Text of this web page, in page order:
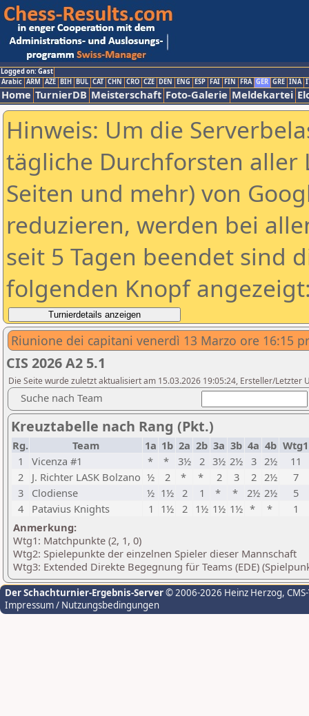
Logged on: Gast
Arabic ARM AZE BIH BUL CAT CHN CRO CZE DEN ENG ESP FAI FIN FRA GER GRE INA
Home TurnierDB Meisterschaft Foto-Galerie Meldekartei
Hinweis: Um die
tägliche Durchforsten aller
Seiten und mehr) von
reduzieren, werden bei
seit 5 Tagen beendet sind
folgenden Knopf
Riunione dei capitani venerdì 13 Marzo ore 16:15
CIS 2026 A2 5.1
Die Seite wurde zuletzt aktualisiert am 15.03.2026 19:05:24, Ersteller/Letzter
Suche nach Team
Kreuztabelle nach Rang (Pkt.)
Rg. Team 1a 1b 2a 2b 3a 3b 4a 4b
1
Vicenza #1 * * 3½ 2 3½ 2½ 3 2½
11
2
J. Richter LASK Bolzano ½ 2 * * 2 3 2 2½
7
3
Clodiense ½ 1½ 2 1 * * 2½ 2½
5
4
Patavius Knights 1 1½ 2 1½ 1½ 1½ * *
1
Anmerkung:
Wtg1: Matchpunkte (2, 1, 0)
Wtg2: Spielepunkte der einzelnen Spieler dieser Mannschaft
Wtg3: Extended Direkte Begegnung für Teams (EDE)
Der Schachturnier-Ergebnis-Server© 2006-2026 Heinz Herzog,
Impressum / Nutzungsbedingungen